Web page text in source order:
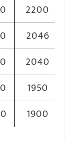
2200
2046
2040
1950
1900